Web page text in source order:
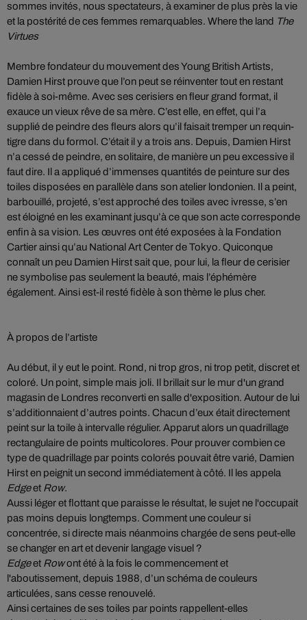
sommes invités, nous spectateurs, à examiner de plus près la vie
et la postérité de ces femmes remarquables. Where the land The
Virtues
Membre fondateur du mouvement des Young British Artists,
Damien Hirst prouve que l’on peut se réinventer tout en restant
fidèle à soi-même. Avec ses cerisiers en fleur grand format, il
exauce un vieux rêve de sa mère. C’est elle, en effet, qui l’a
supplié de peindre des fleurs alors qu’il faisait tremper un requin-
tigre dans du formol. C’était il y a trois ans. Depuis, Damien Hirst
n’a cessé de peindre, en solitaire, de manière un peu excessive il
faut dire. Il a appliqué d’immenses quantités de peinture sur des
toiles disposées en parallèle dans son atelier londonien. Il a peint,
barbouillé, projeté, s’est approché des toiles avec ivresse, s’en
est éloigné en les examinant jusqu’à ce que son acte corresponde
enfin à sa vision. Les œuvres ont été exposées à la Fondation
Cartier ainsi qu’au National Art Center de Tokyo. Quiconque
connaît un peu Damien Hirst sait que, pour lui, la fleur de cerisier
ne symbolise pas seulement la beauté, mais l’éphémère
également. Ainsi est-il resté fidèle à son thème le plus cher.
À propos de l’artiste
Au début, il y eut le point. Rond, ni trop gros, ni trop petit, discret et
coloré. Un point, simple mais joli. Il brillait sur le mur d'un grand
magasin de Londres reconverti en salle d'exposition. Autour de lui
s’additionnaient d’autres points. Chacun d’eux était directement
peint sur la toile à intervalle régulier. Apparut alors un quadrillage
rectangulaire de points multicolores. Pour prouver combien ce
type de quadrillage par points colorés pouvait être varié, Damien
Hirst en peignit un second immédiatement à côté. Il les appela
Edgeet Row.
Aussi léger et flottant que paraisse le résultat, le sujet ne l'occupait
pas moins depuis longtemps. Comment une couleur si
concentrée, si directe mais néanmoins chargée de sens peut-elle
se changer en art et devenir langage visuel ?
Edgeet Rowont été à la fois le commencement et
l'aboutissement, depuis 1988, d’un schéma de couleurs
articulées, sans cesse renouvelé.
Ainsi certaines de ses toiles par points rappellent-elles